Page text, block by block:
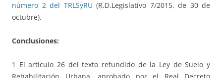
número 2 del TRLSyRU (R.D.Legislativo 7/2015, de 30 de
octubre).
Conclusiones:
1 El artículo 26 del texto refundido de la Ley de Suelo y